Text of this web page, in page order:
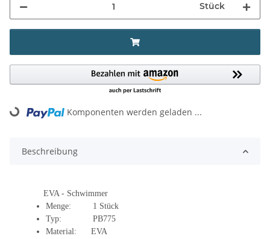
Stück
Loading... Komponenten werden geladen ...
Beschreibung
EVA - Schwimmer
Menge: 1 Stück
Typ: PB775
Material: EVA